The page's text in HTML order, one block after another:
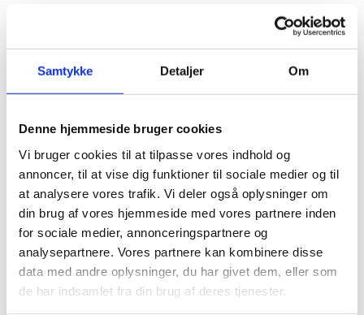
Samtykke Detaljer Om
Denne hjemmeside bruger cookies
Vi bruger cookies til at tilpasse vores indhold og
annoncer, til at vise dig funktioner til sociale medier og til
at analysere vores trafik. Vi deler også oplysninger om
din brug af vores hjemmeside med vores partnere inden
for sociale medier, annonceringspartnere og
analysepartnere. Vores partnere kan kombinere disse
data med andre oplysninger, du har givet dem, eller som
de har indsamlet fra din brug af deres tjenester.
Ny strakspakke mod AI-snyd på gymnasierne
Undervisningsministeren er klar med en strakspakke
korte bane kan anvendes til at sætte ind over for
uhensigtsmæssig brug af AI i gymnasiet.
Vejledning om sikkerhed og kriseberedskab til
skoler og uddannelsessteder
05.08.2026
Undervisningsministeriet gør opmærksom på